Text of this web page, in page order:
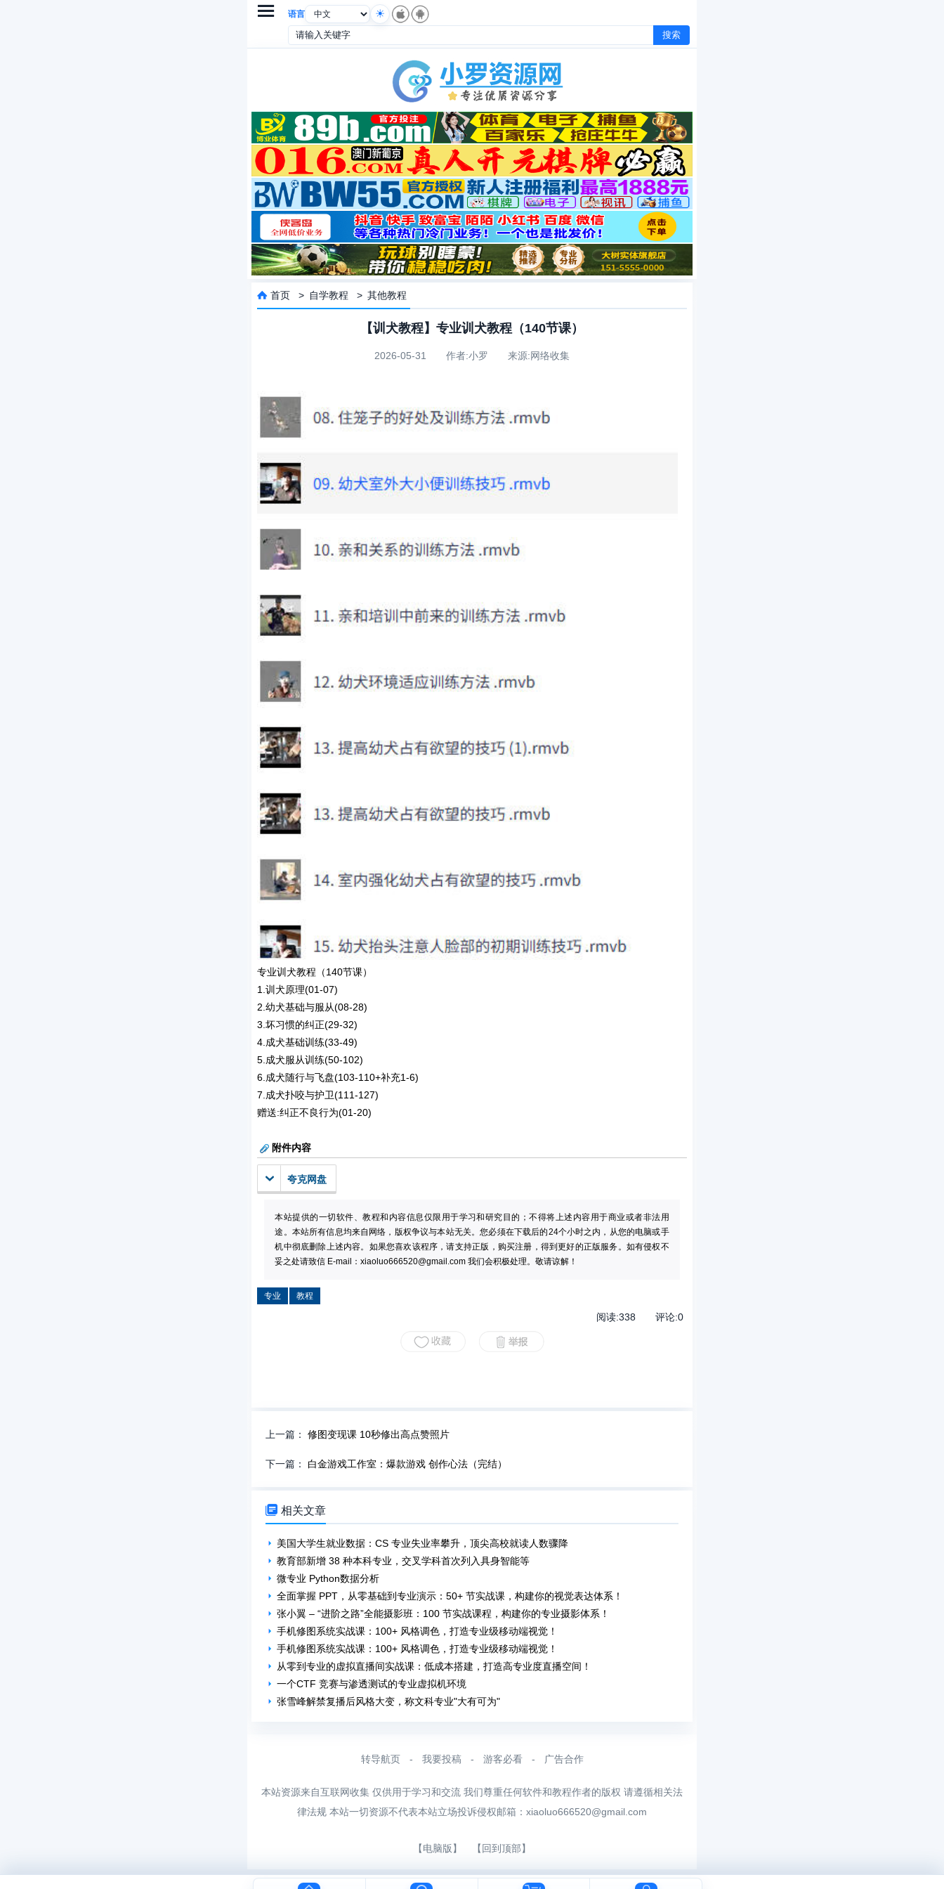
语言

 首页 > 自学教程 >其他教程
【训犬教程】专业训犬教程（140节课）
2026-05-31 作者:小罗 来源:网络收集
专业训犬教程（140节课）
1.训犬原理(01-07)
2.幼犬基础与服从(08-28)
3.坏习惯的纠正(29-32)
4.成犬基础训练(33-49)
5.成犬服从训练(50-102)
6.成犬随行与飞盘(103-110+补充1-6)
7.成犬扑咬与护卫(111-127)
赠送:纠正不良行为(01-20)
附件内容
夸克网盘
本站提供的一切软件、教程和内容信息仅限用于学习和研究目的；不得将上述内容用于商业或者非法用
途。本站所有信息均来自网络，版权争议与本站无关。您必须在下载后的24个小时之内，从您的电脑或手
机中彻底删除上述内容。如果您喜欢该程序，请支持正版，购买注册，得到更好的正版服务。如有侵权不
妥之处请致信 E-mail：xiaoluo666520@gmail.com 我们会积极处理。敬请谅解！
专业 教程
阅读:338 评论:0
上一篇：修图变现课 10秒修出高点赞照片
下一篇： 白金游戏工作室：爆款游戏 创作心法（完结）
 相关文章
美国大学生就业数据：CS 专业失业率攀升，顶尖高校就读人数骤降
教育部新增 38 种本科专业，交叉学科首次列入具身智能等
微专业 Python数据分析
全面掌握 PPT，从零基础到专业演示：50+ 节实战课，构建你的视觉表达体系！
张小翼 – “进阶之路”全能摄影班：100 节实战课程，构建你的专业摄影体系！
手机修图系统实战课：100+ 风格调色，打造专业级移动端视觉！
手机修图系统实战课：100+ 风格调色，打造专业级移动端视觉！
从零到专业的虚拟直播间实战课：低成本搭建，打造高专业度直播空间！
一个CTF 竞赛与渗透测试的专业虚拟机环境
张雪峰解禁复播后风格大变，称文科专业"大有可为"
转导航页 - 我要投稿 - 游客必看 - 广告合作
本站资源来自互联网收集 仅供用于学习和交流 我们尊重任何软件和教程作者的版权 请遵循相关法
律法规 本站一切资源不代表本站立场投诉侵权邮箱： xiaoluo666520@gmail.com
【电脑版】 【回到顶部】